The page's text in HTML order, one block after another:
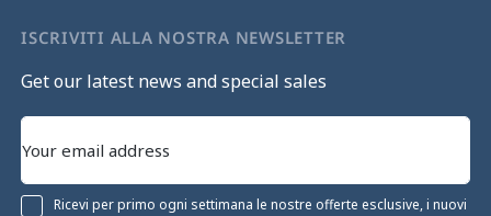
ISCRIVITI ALLA NOSTRA NEWSLETTER
Get our latest news and special sales
Ricevi per primo ogni settimana le nostre offerte esclusive, i nuovi